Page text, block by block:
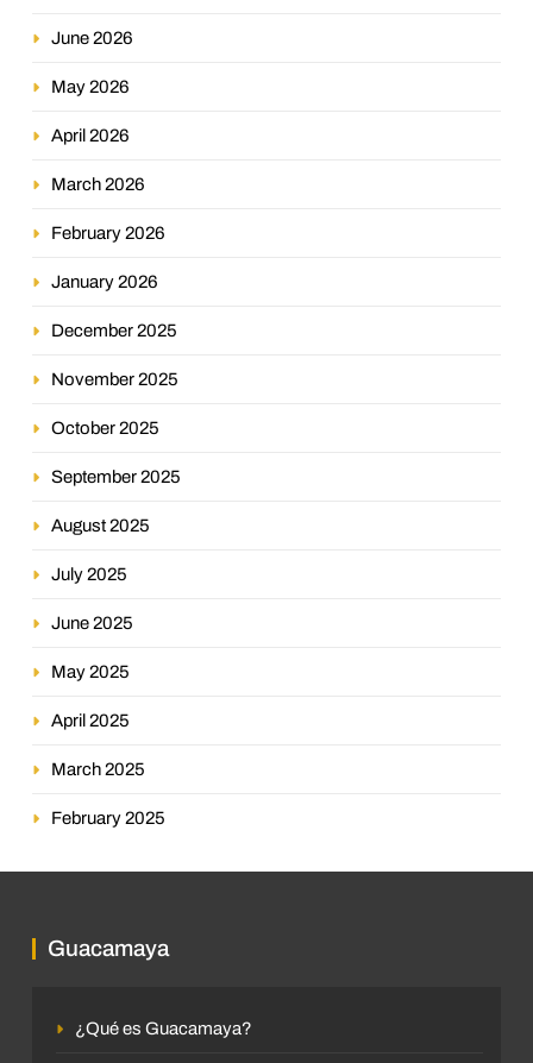
June 2026
May 2026
April 2026
March 2026
February 2026
January 2026
December 2025
November 2025
October 2025
September 2025
August 2025
July 2025
June 2025
May 2025
April 2025
March 2025
February 2025
Guacamaya
¿Qué es Guacamaya?